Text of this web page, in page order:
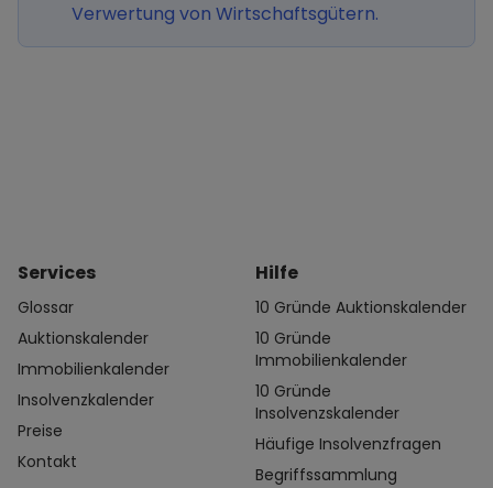
Verwertung von Wirtschaftsgütern.
Services
Glossar
Auktionskalender
Immobilienkalender
Insolvenzkalender
Preise
Kontakt
Hilfe
10 Gründe Auktionskalender
10 Gründe
Immobilienkalender
10 Gründe
Insolvenzskalender
Häufige Insolvenzfragen
Begriffssammlung